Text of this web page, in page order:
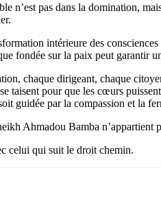
n’est pas dans la domination,
intérieure des
fondée sur la paix peut garantir
chaque dirigeant, chaque
taisent pour que les cœurs
guidée par la compassion et la
Ahmadou Bamba n’appartient
celui qui suit le droit chemin.